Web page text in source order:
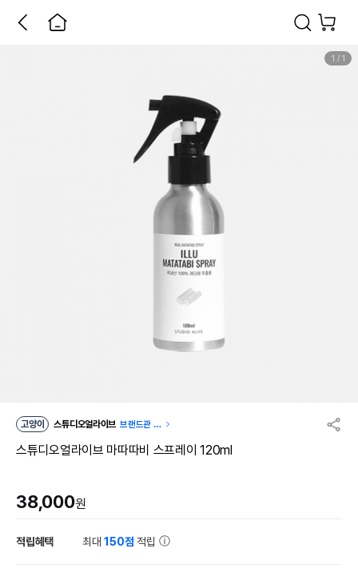
1 / 1
고양이 스튜디오얼라이브 브랜드관 이
스튜디오얼라이브 마따따비 스프레이 120ml
38,000원
적립혜택 최대150점 적립